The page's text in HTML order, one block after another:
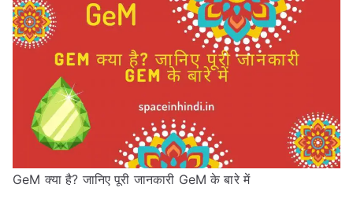
GeM क्या है? जानिए पूरी जानकारी GeM के बारे में